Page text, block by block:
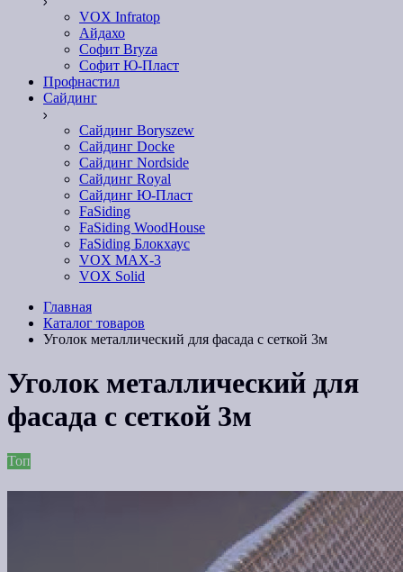
VOX Infratop
Айдахо
Софит Bryza
Софит Ю-Пласт
Профнастил
Сайдинг
Сайдинг Boryszew
Сайдинг Docke
Сайдинг Nordside
Сайдинг Royal
Сайдинг Ю-Пласт
FaSiding
FaSiding WoodHouse
FaSiding Блокхаус
VOX MAX-3
VOX Solid
Главная
Каталог товаров
Уголок металлический для фасада с сеткой 3м
Уголок металлический для
фасада с сеткой 3м
Топ